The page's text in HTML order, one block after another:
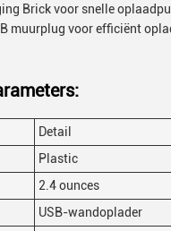
Brick voor snelle
muurplug voor efficiënt
Detail
Plastic
2.4 ounces
USB-wandoplader